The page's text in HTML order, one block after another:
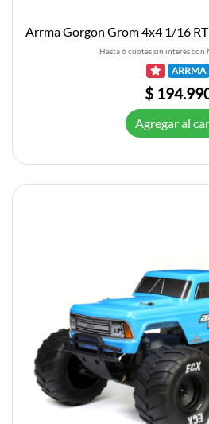
Hasta 6 cuotas sin interés con
ARRMA
$
Agregar al